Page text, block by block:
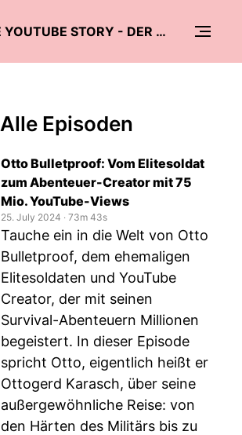
MEINE YOUTUBE STORY - DER CREATOR PODCAST
Alle Episoden
Otto Bulletproof: Vom Elitesoldat
zum Abenteuer-Creator mit 75
Mio. YouTube-Views
25. July 2024 ‧ 73m 43s
Tauche ein in die Welt von Otto
Bulletproof, dem ehemaligen
Elitesoldaten und YouTube
Creator, der mit seinen
Survival-Abenteuern Millionen
begeistert. In dieser Episode
spricht Otto, eigentlich heißt er
Ottogerd Karasch, über seine
außergewöhnliche Reise: von
den Härten des Militärs bis zu